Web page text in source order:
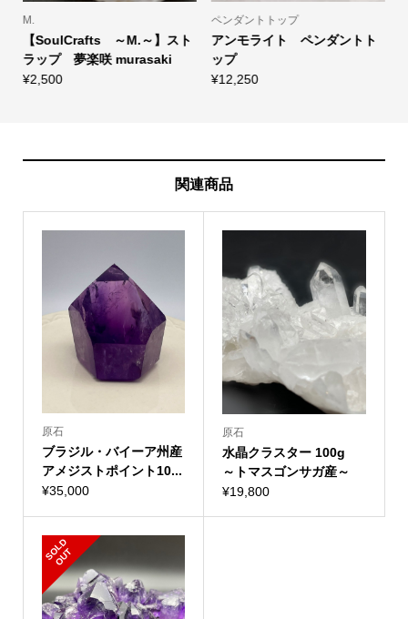
M.
【SoulCrafts ～M.～】スト
ラップ 夢楽咲 murasaki
¥2,500
ペンダントトップ
アンモライト ペンダントト
ップ
¥12,250
関連商品
原石
ブラジル・バイーア州産
アメジストポイント10...
¥35,000
原石
水晶クラスター 100g
～トマスゴンサガ産～
¥19,800
S
O
L
D
O
U
T